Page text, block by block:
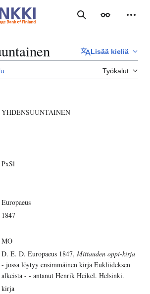
Haku Ulkoasu
Lisää kieliä
Työkalut
YHDENSUUNTAINEN
PxSl
Europaeus
1847
MO
D. E. D. Europaeus 1847, Mittauden oppi-kirja
- jossa löytyy ensimmäinen kirja Eukliideksen
alkeista - - antanut Henrik Heikel. Helsinki.
kirja